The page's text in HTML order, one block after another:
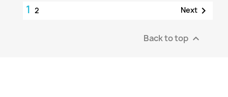
1 2 Next 
Back to top 